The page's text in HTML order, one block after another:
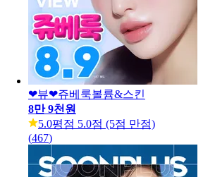
올피채 쥬베룩,쥬베룩볼륨,쥬베룩 아이
할인 전 가격12만 1천원
18%9만 9천원
5.0 평점 5.0점 (5점 만점)
80)